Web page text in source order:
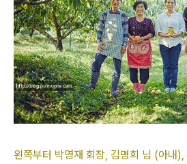
왼쪽부터 박영재 회장, 김명희 님 (아내